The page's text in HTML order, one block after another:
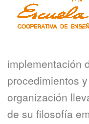
implementación
procedimientos
organización
de su filosofía